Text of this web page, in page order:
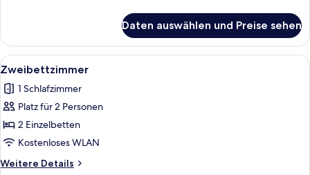
(French
bed)
Daten auswählen und Preise sehen
Alle
Fotos
für
Zweibettzimmer
anzeigen
Zweibettzimmer | Schreibtisch,
4
Zweibettzimmer
1 Schlafzimmer
Platz für 2 Personen
2 Einzelbetten
Kostenloses WLAN
Weitere Details
Weitere